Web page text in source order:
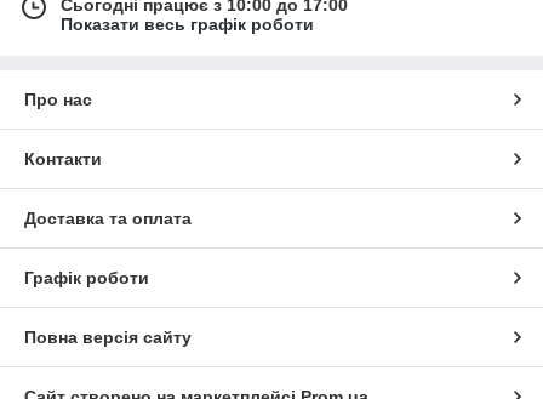
Сьогодні працює з 10:00 до 17:00
Показати весь графік роботи
Про нас
Контакти
Доставка та оплата
Графік роботи
Повна версія сайту